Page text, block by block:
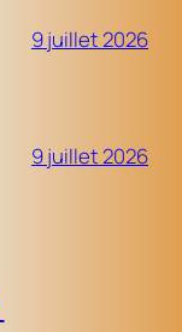
9 juillet 2026
9 juillet 2026